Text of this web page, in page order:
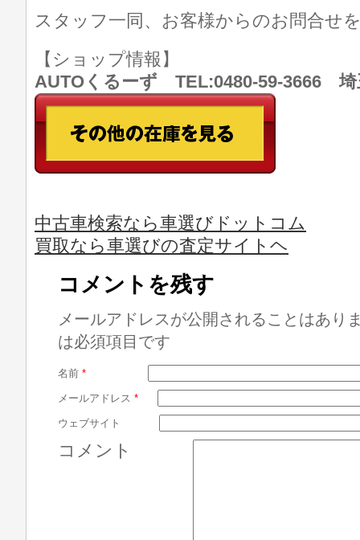
スタッフ一同、お客様からのお問合せ
【ショップ情報】
AUTOくるーず TEL:0480-59-3666 埼
中古車検索なら車選びドットコム
買取なら車選びの査定サイトヘ
コメントを残す
メールアドレスが公開されることはあり
は必須項目です
名前 *
メールアドレス *
ウェブサイト
コメント